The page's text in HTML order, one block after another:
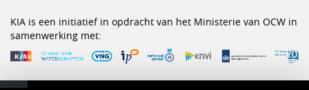
KIA is een initiatief in opdracht van het Ministerie van OCW in
samenwerking met: